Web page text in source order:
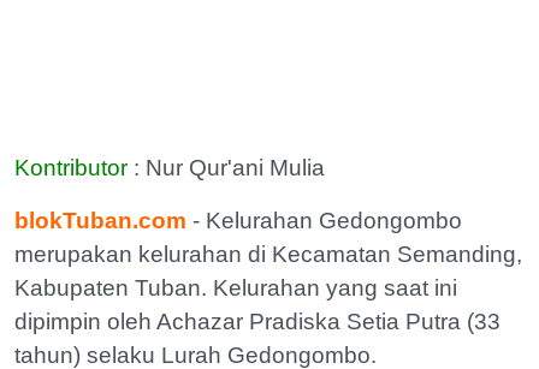
Kontributor : Nur Qur'ani Mulia
blokTuban.com - Kelurahan Gedongombo
merupakan kelurahan di Kecamatan Semanding,
Kabupaten Tuban. Kelurahan yang saat ini
dipimpin oleh Achazar Pradiska Setia Putra (33
tahun) selaku Lurah Gedongombo.